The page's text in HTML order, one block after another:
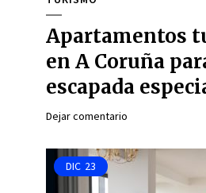
Apartamentos
en A Coruña
escapada
Dejar comentario
DIC 23